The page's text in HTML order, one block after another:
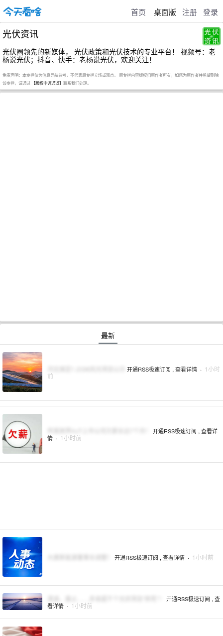
首页 桌面版 注册 登录
光伏资讯
光伏圈领先的新媒体， 光伏政策和光伏技术的专业平台！ 视频号：老
杨说光伏；抖音、快手：老杨说光伏，欢迎关注！
免责声明：本专栏仅为信息导航参考，不代表原专栏立场或观点。 原专栏内容版权归原作者所有，如您为原作者并希望删除
该专栏，请通过 【版权申诉通道】 联系我们处理。
最新
开通RSS极速订阅 , 查看详情 · 1小时
前
开通RSS极速订阅 , 查看详
情 · 1小时前
开通RSS极速订阅 , 查看详情 · 1小时前
开通RSS极速订阅 , 查
看详情 · 1小时前